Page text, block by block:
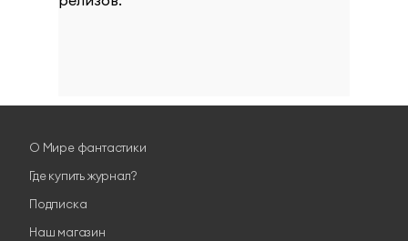
О Мире фантастики
Где купить журнал?
Подписка
Наш магазин